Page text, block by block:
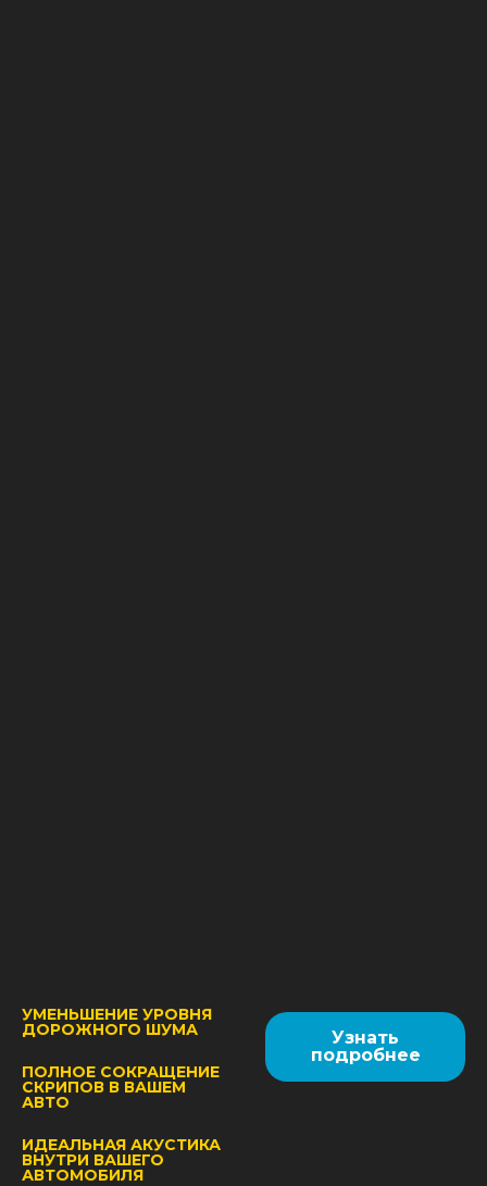
УМЕНЬШЕНИЕ УРОВНЯ
ДОРОЖНОГО ШУМА
ПОЛНОЕ СОКРАЩЕНИЕ
СКРИПОВ В ВАШЕМ
АВТО
ИДЕАЛЬНАЯ АКУСТИКА
ВНУТРИ ВАШЕГО
АВТОМОБИЛЯ
Узнать
подробнее